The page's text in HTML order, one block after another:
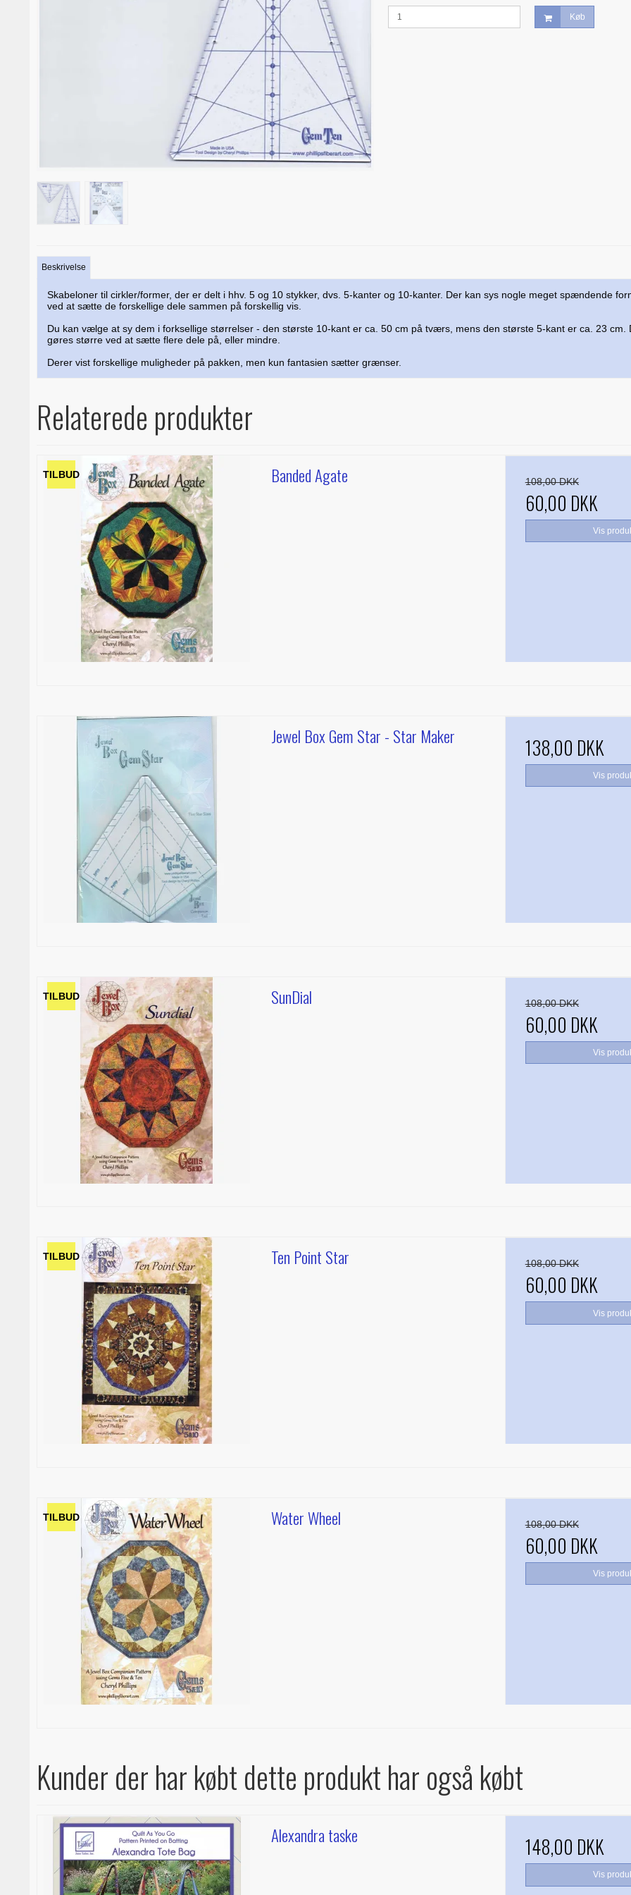
Køb
Beskrivelse
Skabeloner til cirkler/former, der er delt i hhv. 5 og 10 stykker, dvs. 5-kanter og 10-kanter. Der kan sys nogle meget spændende
ved at sætte de forskellige dele sammen på forskellig vis.
Du kan vælge at sy dem i forksellige størrelser - den største 10-kant er ca. 50 cm på tværs, mens den største 5-kant er ca. 23 cm.
gøres større ved at sætte flere dele på, eller mindre.
Derer vist forskellige muligheder på pakken, men kun fantasien sætter grænser.
Relaterede produkter
TILBUD Banded Agate 108,00 DKK
60,00 DKK
Vis
Jewel Box Gem Star - Star Maker 138,00 DKK
Vis
TILBUD SunDial 108,00 DKK
60,00 DKK
Vis
TILBUD Ten Point Star 108,00 DKK
60,00 DKK
Vis
TILBUD Water Wheel 108,00 DKK
60,00 DKK
Vis
Kunder der har købt dette produkt har også købt
Alexandra taske 148,00 DKK
Vis